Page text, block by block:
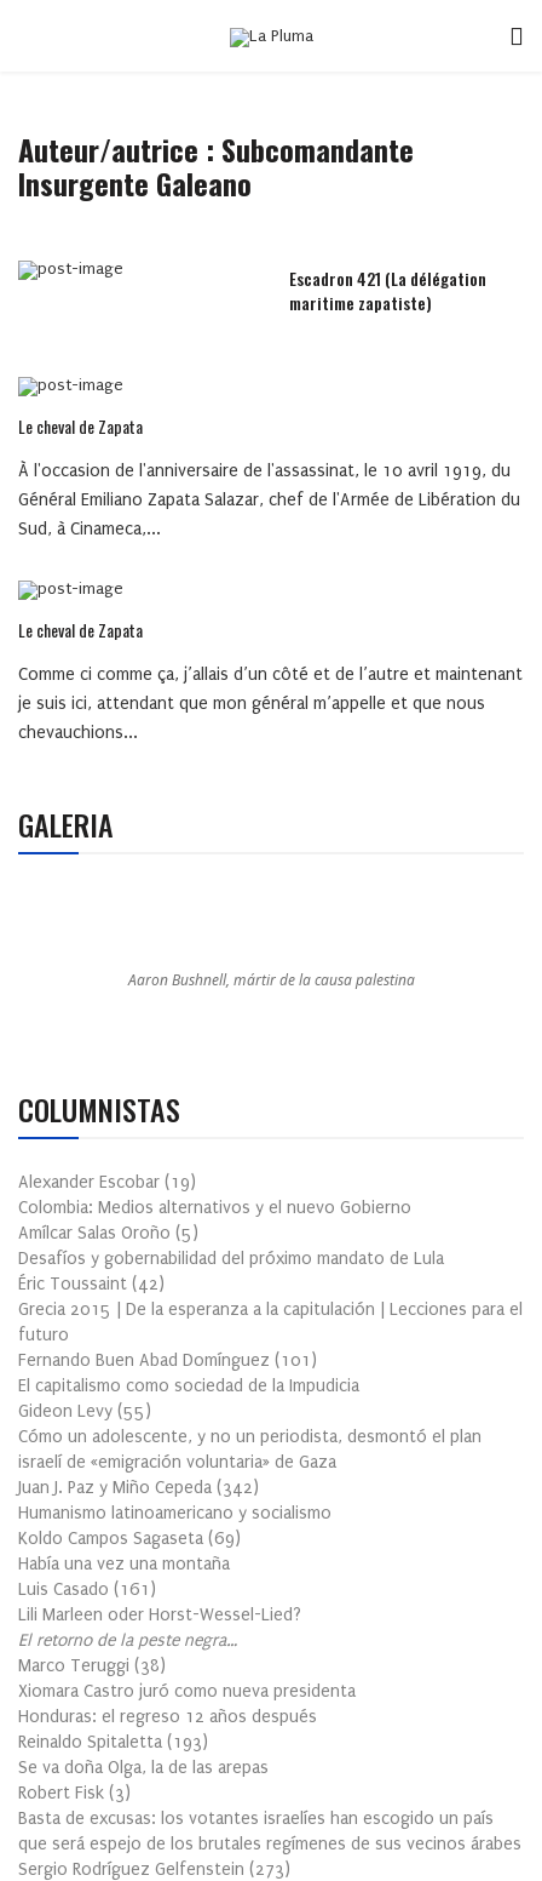
Auteur/autrice : Subcomandante
Insurgente Galeano
Escadron 421 (La délégation
maritime zapatiste)
Le cheval de Zapata
À l'occasion de l'anniversaire de l'assassinat, le 10 avril 1919, du
Général Emiliano Zapata Salazar, chef de l'Armée de Libération du
Sud, à Cinameca,...
Le cheval de Zapata
Comme ci comme ça, j’allais d’un côté et de l’autre et maintenant
je suis ici, attendant que mon général m’appelle et que nous
chevauchions...
GALERIA
Aaron Bushnell, mártir de la causa palestina
COLUMNISTAS
Alexander Escobar (19)
Colombia: Medios alternativos y el nuevo Gobierno
Amílcar Salas Oroño (5)
Desafíos y gobernabilidad del próximo mandato de Lula
Éric Toussaint (42)
Grecia 2015 | De la esperanza a la capitulación | Lecciones para el
futuro
Fernando Buen Abad Domínguez (101 )
El capitalismo como sociedad de la Impudicia
Gideon Levy (55)
Cómo un adolescente, y no un periodista, desmontó el plan
israelí de «emigración voluntaria» de Gaza
Juan J. Paz y Miño Cepeda (342)
Humanismo latinoamericano y socialismo
Koldo Campos Sagaseta (69)
Había una vez una montaña
Luis Casado (161 )
Lili Marleen oder Horst-Wessel-Lied?
El retorno de la peste negra…
Marco Teruggi (38)
Xiomara Castro juró como nueva presidenta
Honduras: el regreso 12 años después
Reinaldo Spitaletta (193)
Se va doña Olga, la de las arepas
Robert Fisk (3)
Basta de excusas: los votantes israelíes han escogido un país
que será espejo de los brutales regímenes de sus vecinos árabes
Sergio Rodríguez Gelfenstein (273)